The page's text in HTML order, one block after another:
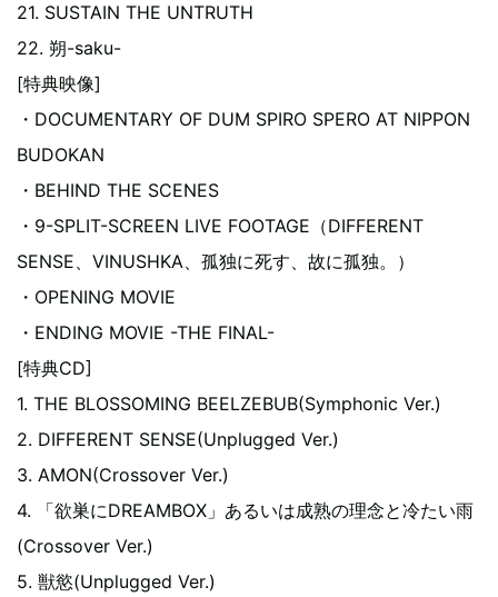
21. SUSTAIN THE UNTRUTH
22. 朔-saku-
[特典映像]
・DOCUMENTARY OF DUM SPIRO SPERO AT NIPPON
BUDOKAN
・BEHIND THE SCENES
・9-SPLIT-SCREEN LIVE FOOTAGE（DIFFERENT
SENSE、VINUSHKA、孤独に死す、故に孤独。）
・OPENING MOVIE
・ENDING MOVIE -THE FINAL-
[特典CD]
1. THE BLOSSOMING BEELZEBUB(Symphonic Ver.)
2. DIFFERENT SENSE(Unplugged Ver.)
3. AMON(Crossover Ver.)
4. 「欲巣にDREAMBOX」あるいは成熟の理念と冷たい雨
(Crossover Ver.)
5. 獣慾(Unplugged Ver.)